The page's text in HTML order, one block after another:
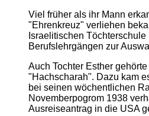
Viel früher als ihr Mann
"Ehrenkreuz" verliehen
Israelitischen
Berufslehrgängen zur
Auch Tochter Esther
"Hachscharah". Dazu kam
bei seinen wöchentlichen
Novemberpogrom 1938
Ausreiseantrag in die USA